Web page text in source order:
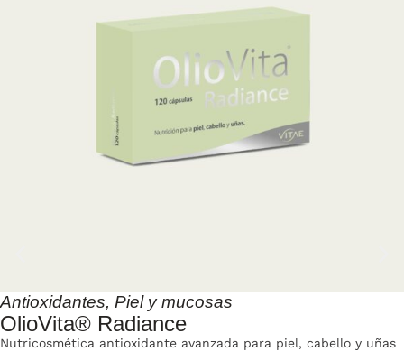
Antioxidantes, Piel y mucosas
OlioVita® Radiance
Nutricosmética antioxidante avanzada para piel, cabello y uñas